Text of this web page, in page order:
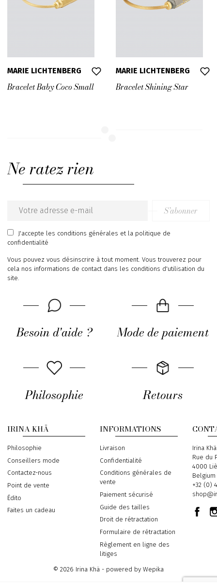
MARIE LICHTENBERG
Bracelet Baby Coco Small
MARIE LICHTENBERG
Bracelet Shining Star
Ne ratez rien
Email
address
S’abonner
J'accepte les conditions générales et la politique de
confidentialité
Vous pouvez vous désinscrire à tout moment. Vous trouverez pour
cela nos informations de contact dans les conditions d'utilisation du
site.
Besoin d'aide ? Mode de paiement
Philosophie Retours
IRINA KHÄ
Philosophie
Conseillers mode
Contactez-nous
Point de vente
Édito
Faites un cadeau
INFORMATIONS
Livraison
Confidentialité
Conditions générales de
vente
Paiement sécurisé
Guide des tailles
Droit de rétractation
Formulaire de rétractation
Règlement en ligne des
litiges
Address
Irina Khä
Rue du
4000
Belgium
Phone
+32 (0)
Email
© 2026 Irina Khä - powered by Wepika